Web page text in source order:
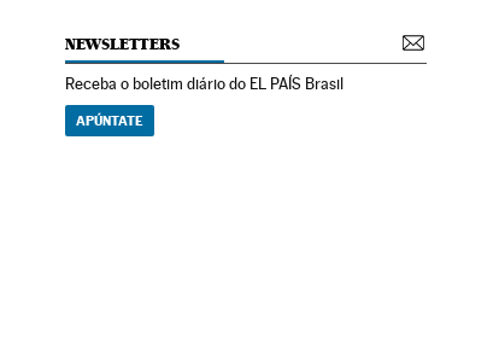
NEWSLETTERS
Receba o boletim diário do EL PAÍS Brasil
APÚNTATE